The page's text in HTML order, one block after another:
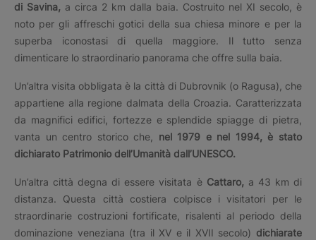
di Savina, a circa 2 km dalla baia. Costruito nel XI secolo, è
noto per gli affreschi gotici della sua chiesa minore e per la
superba iconostasi di quella maggiore. Il tutto senza
dimenticare lo straordinario panorama che offre sulla baia.
Un’altra visita obbligata è la città di Dubrovnik (o Ragusa), che
appartiene alla regione dalmata della Croazia. Caratterizzata
da magnifici edifici, fortezze e splendide spiagge di pietra,
vanta un centro storico che, nel 1979 e nel 1994, è stato
dichiarato Patrimonio dell’Umanità dall’UNESCO.
Un’altra città degna di essere visitata è Cattaro, a 43 km di
distanza. Questa città costiera colpisce i visitatori per le
straordinarie costruzioni fortificate, risalenti al periodo della
dominazione veneziana (tra il XV e il XVII secolo) dichiarate